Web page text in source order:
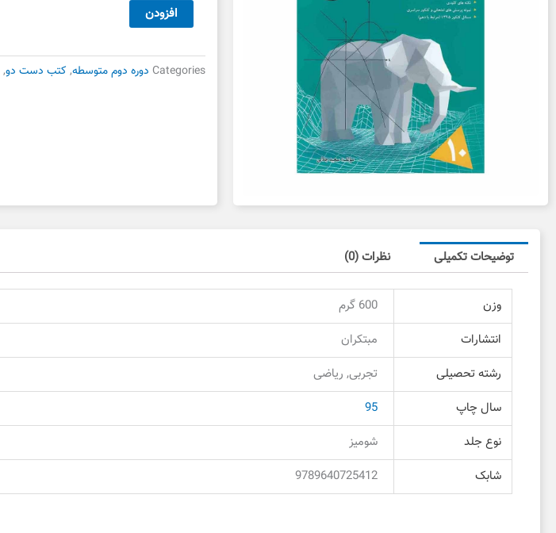
ریاضی
دهم
مبتکران
افزودن
Categories دوره دوم متوسطه, کتب دست دو,
توضیحات تکمیلی نظرات (0)
وزن
600 گرم
انتشارات
مبتکران
رشته تحصیلی
تجربی, ریاضی
سال چاپ
95
نوع جلد
شومیز
شابک
9789640725412